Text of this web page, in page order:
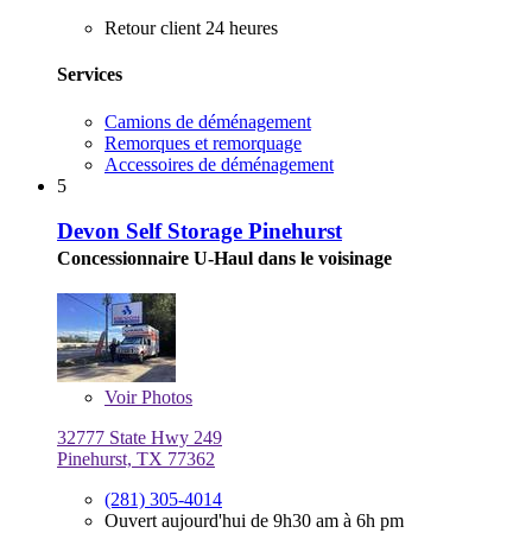
Retour client 24 heures
Services
Camions de déménagement
Remorques et remorquage
Accessoires de déménagement
5
Devon Self Storage Pinehurst
Concessionnaire U-Haul dans le voisinage
VoirPhotos
32777 State Hwy 249
Pinehurst, TX 77362
(281) 305-4014
Ouvert aujourd'hui de 9h30 am à 6h pm